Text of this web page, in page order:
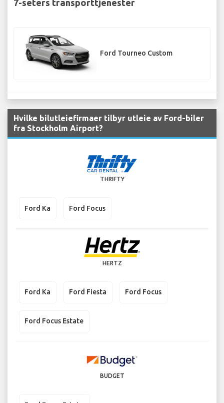
7-seters transporttjenester
Ford Tourneo Custom
Hvilke bilutleiefirmaer tilbyr utleie av Ford-biler
fra Stockholm Airport?
THRIFTY
Ford Ka Ford Focus
HERTZ
Ford Ka Ford Fiesta Ford Focus
Ford Focus Estate
BUDGET